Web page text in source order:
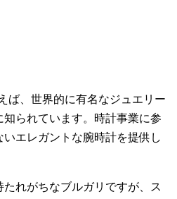
ば、世界的に有名なジュエリー
られています。時計事業に参
エレガントな腕時計を提供し
たれがちなブルガリですが、ス